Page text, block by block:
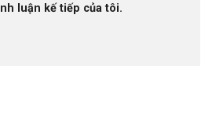
luận kế tiếp của tôi.